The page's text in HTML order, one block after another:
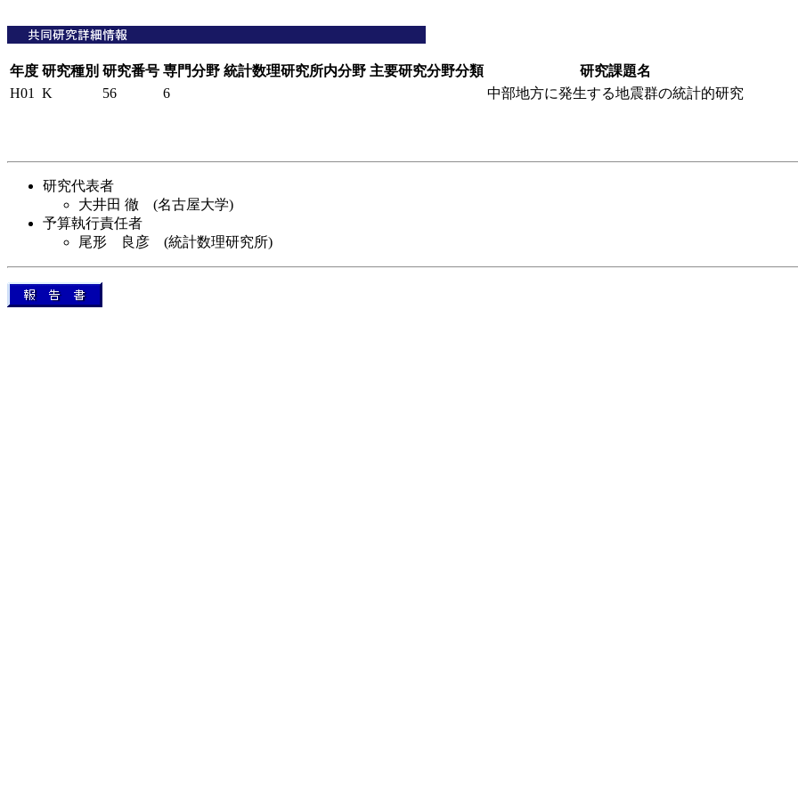
年度 研究種別 研究番号 専門分野 統計数理研究所内分野 主要研究分野分類
研究課題名
H01
K 56 6 中部地方に発生する地震群の統計的研究
研究代表者
大井田 徹 (名古屋大学)
予算執行責任者
尾形 良彦 (統計数理研究所)